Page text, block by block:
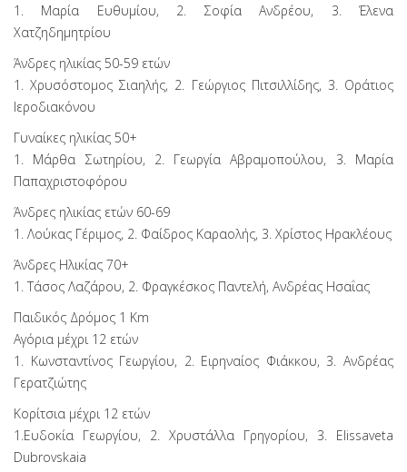
1. Μαρία Ευθυμίου, 2. Σοφία Ανδρέου, 3. Έλενα
Χατζηδημητρίου
Άνδρες ηλικίας 50-59 ετών
1. Χρυσόστομος Σιαηλής, 2. Γεώργιος Πιτσιλλίδης, 3. Οράτιος
Ιεροδιακόνου
Γυναίκες ηλικίας 50+
1. Μάρθα Σωτηρίου, 2. Γεωργία Αβραμοπούλου, 3. Μαρία
Παπαχριστοφόρου
Άνδρες ηλικίας ετών 60-69
1. Λούκας Γέριμος, 2. Φαίδρος Καραολής, 3. Χρίστος Ηρακλέους
Άνδρες Ηλικίας 70+
1. Τάσος Λαζάρου, 2. Φραγκέσκος Παντελή, Ανδρέας Ησαΐας
Παιδικός Δρόμος 1 Km
Αγόρια μέχρι 12 ετών
1. Κωνσταντίνος Γεωργίου, 2. Ειρηναίος Φιάκκου, 3. Ανδρέας
Γερατζιώτης
Κορίτσια μέχρι 12 ετών
1.Ευδοκία Γεωργίου, 2. Χρυστάλλα Γρηγορίου, 3. Elissaveta
Dubrovskaia